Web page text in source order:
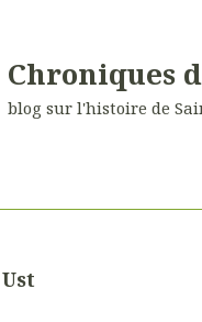
Chroniques
blog sur l'histoire de
Ust